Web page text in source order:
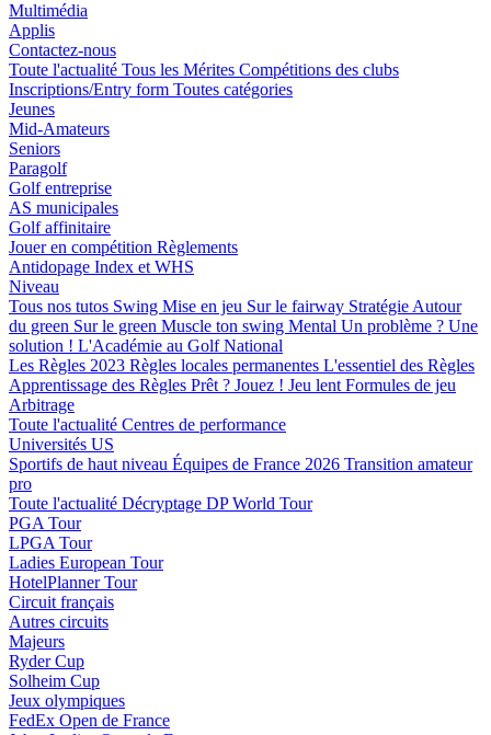
Multimédia
Applis
Contactez-nous
Toute l'actualité Tous les Mérites Compétitions des clubs
Inscriptions/Entry form Toutes catégories
Jeunes
Mid-Amateurs
Seniors
Paragolf
Golf entreprise
AS municipales
Golf affinitaire
Jouer en compétition Règlements
Antidopage Index et WHS
Niveau
Tous nos tutos Swing Mise en jeu Sur le fairway Stratégie Autour
du green Sur le green Muscle ton swing Mental Un problème ? Une
solution ! L'Académie au Golf National
Les Règles 2023 Règles locales permanentes L'essentiel des Règles
Apprentissage des Règles Prêt ? Jouez ! Jeu lent Formules de jeu
Arbitrage
Toute l'actualité Centres de performance
Universités US
Sportifs de haut niveau Équipes de France 2026 Transition amateur
pro
Toute l'actualité Décryptage DP World Tour
PGA Tour
LPGA Tour
Ladies European Tour
HotelPlanner Tour
Circuit français
Autres circuits
Majeurs
Ryder Cup
Solheim Cup
Jeux olympiques
FedEx Open de France